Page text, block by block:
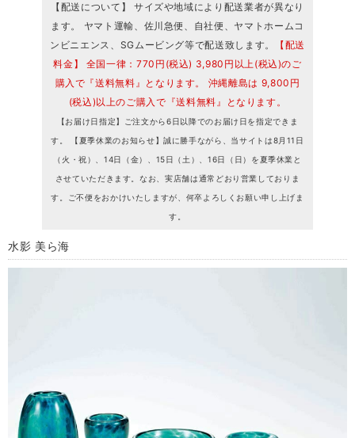
【配送について】 サイズや地域により配送業者が異なり
ます。 ヤマト運輸、佐川急便、自社便、ヤマトホームコ
ンビニエンス、SGムービング等で配送致します。
【配送
料金】 全国一律：770円(税込) 3,980円以上(税込)のご
購入で『送料無料』となります。 沖縄離島は 9,800円
(税込)以上のご購入で『送料無料』となります。
【お届け日指定】ご注文から6日以降でのお届け日を指定できま
す。 【夏季休業のお知らせ】誠に勝手ながら、当サイトは8月11日
（火・祝）、14日（金）、15日（土）、16日（日）を夏季休業と
させていただきます。なお、実店舗は通常どおり営業しておりま
す。ご不便をおかけいたしますが、何卒よろしくお願い申し上げま
す。
水影 美ら海